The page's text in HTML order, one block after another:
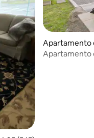
Apartamento
Apartamento